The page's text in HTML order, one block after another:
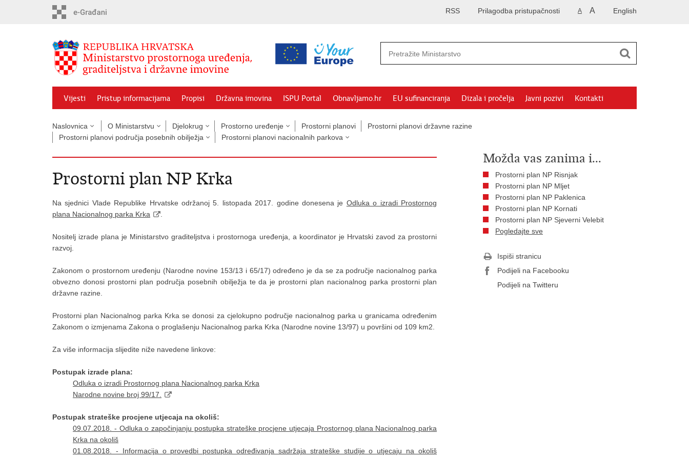
English
A A
Prilagodba pristupačnosti
RSS
Vijesti Pristup informacijama Propisi Državna imovina ISPU Portal Obnavljamo.hr EU sufinanciranja Dizala i pročelja Javni pozivi Kontakti
Naslovnica O Ministarstvu Djelokrug Prostorno uređenje Prostorni planovi
Prostorni planovi državne razine
Prostorni planovi područja posebnih obilježja
Prostorni planovi nacionalnih parkova
Prostorni plan NP Krka
Na sjednici Vlade Republike Hrvatske održanoj 5. listopada 2017. godine donesena je Odluka o izradi Prostornog
plana Nacionalnog parka Krka
Nositelj izrade plana je Ministarstvo graditeljstva i prostornoga uređenja, a koordinator je Hrvatski zavod za prostorni
razvoj.
Zakonom o prostornom uređenju (Narodne novine 153/13 i 65/17) određeno je da se za područje nacionalnog parka
obvezno donosi prostorni plan područja posebnih obilježja te da je prostorni plan nacionalnog parka prostorni plan
državne razine.
Prostorni plan Nacionalnog parka Krka se donosi za cjelokupno područje nacionalnog parka u granicama određenim
Zakonom o izmjenama Zakona o proglašenju Nacionalnog parka Krka (Narodne novine 13/97) u površini od 109 km2.
Za više informacija slijedite niže navedene linkove:
Postupak izrade plana:
Odluka o izradi Prostornog plana Nacionalnog parka Krka
Narodne novine broj 99/17.
Postupak strateške procjene utjecaja na okoliš:
09.07.2018. - Odluka o započinjanju postupka strateške procjene utjecaja Prostornog plana Nacionalnog parka
Krka na okoliš
01.08.2018. - Informacija o provedbi postupka određivanja sadržaja strateške studije o utjecaju na okoliš
Možda vas zanima i...
Prostorni plan NP Risnjak
Prostorni plan NP Mljet
Prostorni plan NP Paklenica
Prostorni plan NP Kornati
Prostorni plan NP Sjeverni Velebit
Pogledajte sve
Ispiši stranicu
Podijeli na Facebooku
Podijeli na Twitteru